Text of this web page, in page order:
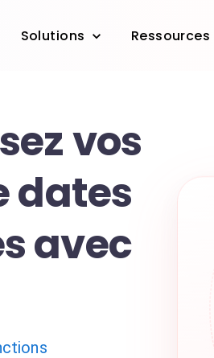
Solutions Ressources
vos
dates
avec